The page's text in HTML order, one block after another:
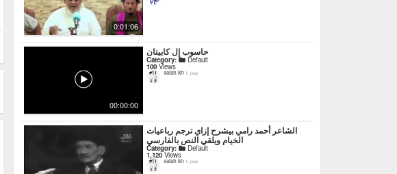
0:01:06
00:00:00
حاسوب إل كابيتان
Category: Default
100 Views
salah kh 1 year
‏الشاعر أحمد رامي بيشرح إزاي ترجم رباعيات
الخيام ويلقي النص بالفارسي
Category: Default
1,120Views
salah kh 1 year